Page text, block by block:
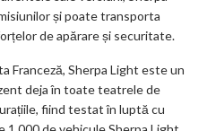
și poate transporta
de apărare și securitate.
Franceză, Sherpa Light este un
deja în toate teatrele de
fiind testat în luptă cu